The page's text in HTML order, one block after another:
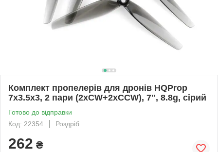
Комплект пропелерів для дронів HQProp
7х3.5х3, 2 пари (2xCW+2xCCW), 7", 8.8g, сірий
Готово до відправки
Код: 22354
Роздріб
262 ₴